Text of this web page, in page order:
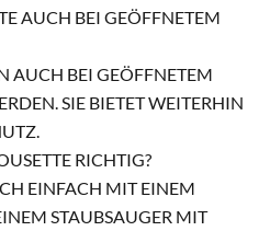
AUCH BEI GEÖFFNETEM
AUCH BEI GEÖFFNETEM
SIE BIETET WEITERHIN
RICHTIG?
EINFACH MIT EINEM
STAUBSAUGER MIT